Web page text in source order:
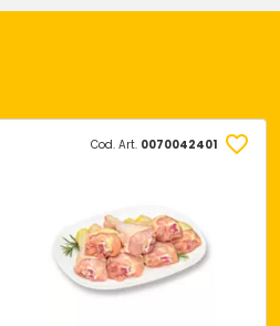
Cod. Art. 0070042401